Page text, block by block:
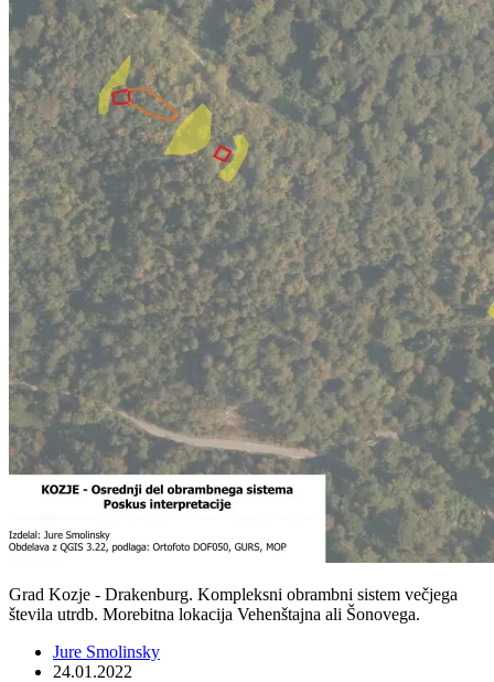
Grad Kozje - Drakenburg. Kompleksni obrambni sistem večjega
števila utrdb. Morebitna lokacija Vehenštajna ali Šonovega.
Jure Smolinsky
24.01.2022